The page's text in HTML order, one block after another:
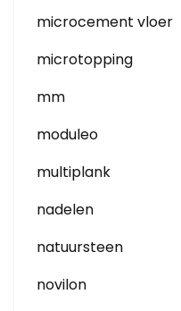
microcement vloer
microtopping
mm
moduleo
multiplank
nadelen
natuursteen
novilon